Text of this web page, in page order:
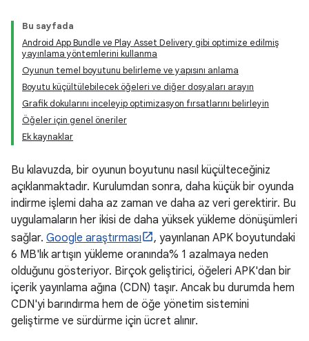
Bu sayfada
Android App Bundle ve Play Asset Delivery gibi optimize edilmiş
yayınlama yöntemlerini kullanma
Oyunun temel boyutunu belirleme ve yapısını anlama
Boyutu küçültülebilecek öğeleri ve diğer dosyaları arayın
Grafik dokularını inceleyip optimizasyon fırsatlarını belirleyin
Öğeler için genel öneriler
Ek kaynaklar
Bu kılavuzda, bir oyunun boyutunu nasıl küçülteceğiniz
açıklanmaktadır. Kurulumdan sonra, daha küçük bir oyunda
indirme işlemi daha az zaman ve daha az veri gerektirir. Bu
uygulamaların her ikisi de daha yüksek yükleme dönüşümleri
sağlar. Google araştırması
, yayınlanan APK boyutundaki
6 MB'lık artışın yükleme oranında% 1 azalmaya neden
olduğunu gösteriyor. Birçok geliştirici, öğeleri APK'dan bir
içerik yayınlama ağına (CDN) taşır. Ancak bu durumda hem
CDN'yi barındırma hem de öğe yönetim sistemini
geliştirme ve sürdürme için ücret alınır.